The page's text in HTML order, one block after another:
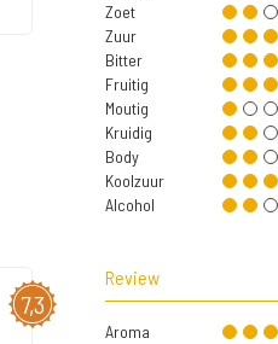
Zoet
Zuur
Bitter
Fruitig
Moutig
Kruidig
Body
Koolzuur
Alcohol
7,3
Review
Aroma